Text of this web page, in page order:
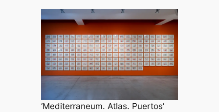
‘Mediterraneum. Atlas. Puertos’